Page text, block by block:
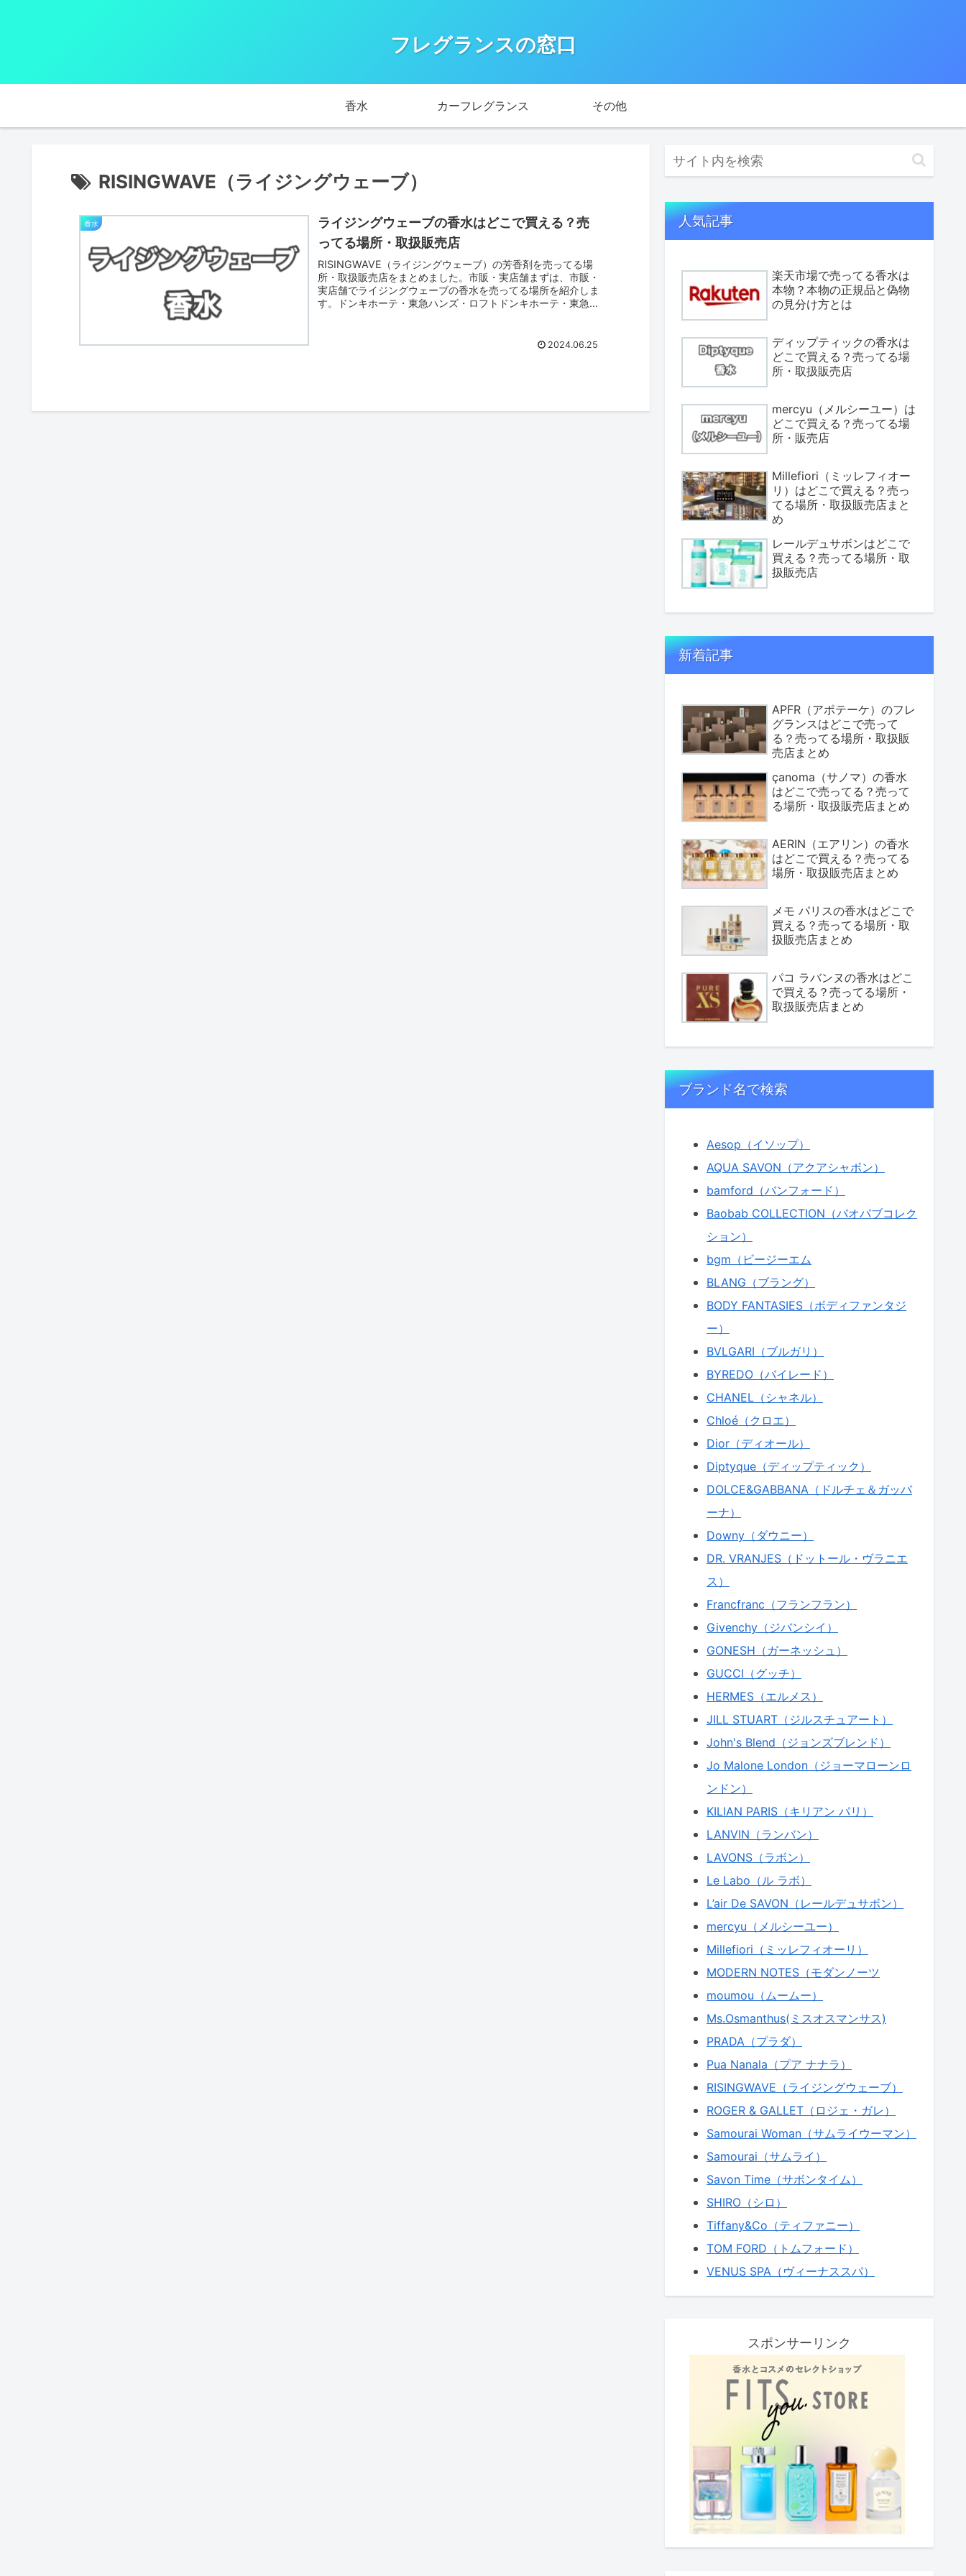
フレグランスの窓口
香水 カーフレグランス その他
RISINGWAVE（ライジングウェーブ）
香水
ライジングウェーブの香水はどこで買える？売
ってる場所・取扱販売店
RISINGWAVE（ライジングウェーブ）の芳香剤を売ってる場
所・取扱販売店をまとめました。市販・実店舗まずは、市販・
実店舗でライジングウェーブの香水を売ってる場所を紹介しま
す。ドンキホーテ・東急ハンズ・ロフトドンキホーテ・東急ハ
2024.06.25
人気記事
楽天市場で売ってる香水は
本物？本物の正規品と偽物
の見分け方とは
ディップティックの香水は
どこで買える？売ってる場
所・取扱販売店
mercyu（メルシーユー）は
どこで買える？売ってる場
所・販売店
Millefiori（ミッレフィオー
リ）はどこで買える？売っ
てる場所・取扱販売店まと
め
レールデュサボンはどこで
買える？売ってる場所・取
扱販売店
新着記事
APFR（アポテーケ）のフレ
グランスはどこで売って
る？売ってる場所・取扱販
売店まとめ
çanoma（サノマ）の香水
はどこで売ってる？売って
る場所・取扱販売店まとめ
AERIN（エアリン）の香水
はどこで買える？売ってる
場所・取扱販売店まとめ
メモ パリスの香水はどこで
買える？売ってる場所・取
扱販売店まとめ
パコ ラバンヌの香水はどこ
で買える？売ってる場所・
取扱販売店まとめ
ブランド名で検索
Aesop（イソップ）
AQUA SAVON（アクアシャボン）
bamford（バンフォード）
Baobab COLLECTION（バオバブコレク
ション）
bgm（ビージーエム
BLANG（ブラング）
BODY FANTASIES（ボディファンタジ
ー）
BVLGARI（ブルガリ）
BYREDO（バイレード）
CHANEL（シャネル）
Chloé（クロエ）
Dior（ディオール）
Diptyque（ディップティック）
DOLCE&GABBANA（ドルチェ＆ガッバ
ーナ）
Downy（ダウニー）
DR. VRANJES（ドットール・ヴラニエ
ス）
Francfranc（フランフラン）
Givenchy（ジバンシイ）
GONESH（ガーネッシュ）
GUCCI（グッチ）
HERMES（エルメス）
JILL STUART（ジルスチュアート）
John's Blend（ジョンズブレンド）
Jo Malone London（ジョーマローンロ
ンドン）
KILIAN PARIS（キリアン パリ）
LANVIN（ランバン）
LAVONS（ラボン）
Le Labo（ル ラボ）
L’air De SAVON（レールデュサボン）
mercyu（メルシーユー）
Millefiori（ミッレフィオーリ）
MODERN NOTES（モダンノーツ
moumou（ムームー）
Ms.Osmanthus(ミスオスマンサス)
PRADA（プラダ）
Pua Nanala（プア ナナラ）
RISINGWAVE（ライジングウェーブ）
ROGER & GALLET（ロジェ・ガレ）
Samourai Woman（サムライウーマン）
Samourai（サムライ）
Savon Time（サボンタイム）
SHIRO（シロ）
Tiffany&Co（ティファニー）
TOM FORD（トムフォード）
VENUS SPA（ヴィーナススパ）
スポンサーリンク